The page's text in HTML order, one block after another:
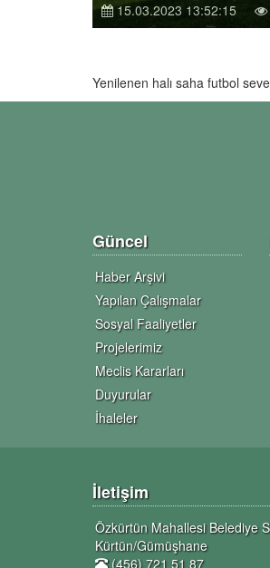
15.03.2023 13:52:15
Yenilenen halı saha futbol
Güncel
Haber Arşivi
Yapılan Çalışmalar
Sosyal Faaliyetler
Projelerimiz
Meclis Kararları
Duyurular
İhaleler
İletişim
Özkürtün Mahallesi Belediye
Kürtün/Gümüşhane
(456) 721 51 87